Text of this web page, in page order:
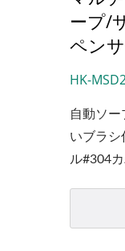
ープ/
ペン
HK-
自動ソ
いブラシ
ル#304